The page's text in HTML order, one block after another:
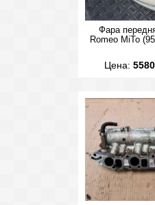
Фара
Romeo MiTo
Цена: